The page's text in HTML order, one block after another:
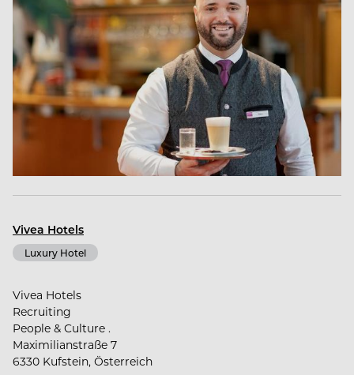
Vivea Hotels
Luxury Hotel
Vivea Hotels
Recruiting
People & Culture .
Maximilianstraße 7
6330 Kufstein, Österreich